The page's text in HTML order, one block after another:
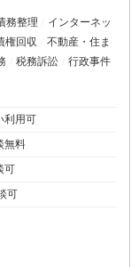
務整理
インターネッ
権回収
不動産・住ま
税務訴訟 行政事件
利用可
無料
可
可